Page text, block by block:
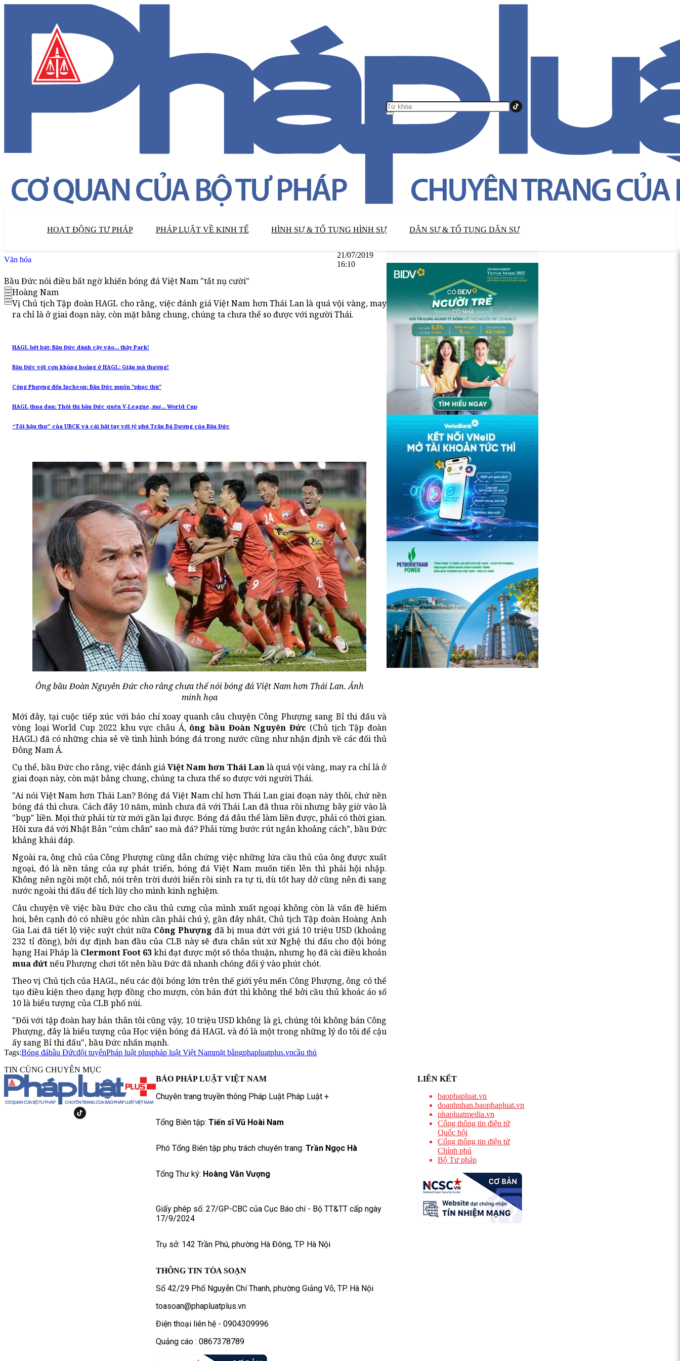
HOẠT ĐỘNG TƯ PHÁP PHÁP LUẬT VỀ KINH TẾ HÌNH SỰ & TỐ TỤNG HÌNH SỰ DÂN SỰ & TỐ TỤNG DÂN SỰ
Văn hóa
21/07/2019
16:10
Bầu Đức nói điều bất ngờ khiến bóng đá Việt Nam "tắt nụ cười"
Hoàng Nam
Vị Chủ tịch Tập đoàn HAGL cho rằng, việc đánh giá Việt Nam hơn Thái Lan là quá vội vàng, may
ra chỉ là ở giai đoạn này, còn mặt bằng chung, chúng ta chưa thể so được với người Thái.
HAGL bết bát: Bầu Đức đành cậy vào... thầy Park!
Bầu Đức với cơn khủng hoảng ở HAGL: Giận mà thương!
Công Phượng đến Incheon: Bầu Đức muốn "phục thù"
HAGL thua đau: Thôi thì bầu Đức quên V-League, mơ... World Cup
“Tối hậu thư” của UBCK và cái bắt tay với tỷ phú Trần Bá Dương của Bầu Đức
Ông bầu Đoàn Nguyên Đức cho rằng chưa thể nói bóng đá Việt Nam hơn Thái Lan. Ảnh
minh họa
Mới đây, tại cuộc tiếp xúc với báo chí xoay quanh câu chuyện Công Phượng sang Bỉ thi đấu và
vòng loại World Cup 2022 khu vực châu Á,ông bầu Đoàn Nguyên Đức (Chủ tịch Tập đoàn
HAGL) đã có những chia sẻ về tình hình bóng đá trong nước cũng như nhận định về các đối thủ
Đông Nam Á.
Cụ thể, bầu Đức cho rằng, việc đánh giáViệt Nam hơn Thái Lanlà quá vội vàng, may ra chỉ là ở
giai đoạn này, còn mặt bằng chung, chúng ta chưa thể so được với người Thái.
"Ai nói Việt Nam hơn Thái Lan? Bóng đá Việt Nam chỉ hơn Thái Lan giai đoạn này thôi, chứ nền
bóng đá thì chưa. Cách đây 10 năm, mình chưa đá với Thái Lan đã thua rồi nhưng bây giờ vào là
"bụp" liền. Mọi thứ phải từ từ mới gần lại được. Bóng đá đâu thể làm liền được, phải có thời gian.
Hồi xưa đá với Nhật Bản "cúm chân" sao mà đá? Phải từng bước rút ngắn khoảng cách”, bầu Đức
khảng khái đáp.
Ngoài ra, ông chủ của Công Phượng cũng dẫn chứng việc những lứa cầu thủ của ông được xuất
ngoại, đó là nền tảng của sự phát triển, bóng đá Việt Nam muốn tiến lên thì phải hội nhập.
Không nên ngồi một chỗ, nói trên trời dưới biển rồi sinh ra tự ti, dù tốt hay dở cũng nên đi sang
nước ngoài thi đấu để tích lũy cho mình kinh nghiệm.
Câu chuyện về việc bầu Đức cho cầu thủ cưng của mình xuất ngoại không còn là vấn đề hiếm
hoi, bên cạnh đó có nhiều góc nhìn cần phải chú ý, gần đây nhất, Chủ tịch Tập đoàn Hoàng Anh
Gia Lai đã tiết lộ việc suýt chút nữa Công Phượng đã bị mua đứt với giá 10 triệu USD (khoảng
232 tỉ đồng), bởi dự định ban đầu của CLB này sẽ đưa chân sút xứ Nghệ thi đấu cho đội bóng
hạng Hai Pháp là Clermont Foot 63khi đạt được một số thỏa thuận, nhưng họ đã cài điều khoản
mua đứtnếu Phượng chơi tốt nên bầu Đức đã nhanh chóng đổi ý vào phút chót.
Theo vị Chủ tịch của HAGL, nếu các đội bóng lớn trên thế giới yêu mến Công Phượng, ông có thể
tạo điều kiện theo dạng hợp đồng cho mượn, còn bán đứt thì không thể bởi cầu thủ khoác áo số
10 là biểu tượng của CLB phố núi.
"Đối với tập đoàn hay bản thân tôi cũng vậy, 10 triệu USD không là gì, chúng tôi không bán Công
Phượng, đây là biểu tượng của Học viện bóng đá HAGL và đó là một trong những lý do tôi để cậu
ấy sang Bỉ thi đấu", bầu Đức nhấn mạnh.
Tags:Bóng đábầu Đứcđội tuyểnPháp luật pluspháp luật Việt Nammặt bằngphapluatplus.vncầu thủ
TIN CÙNG CHUYÊN MỤC
BÁO PHÁP LUẬT VIỆT NAM
Chuyên trang truyền thông Pháp Luật Pháp Luật +
Tổng Biên tập: Tiến sĩ Vũ Hoài Nam
Phó Tổng Biên tập phụ trách chuyên trang: Trần Ngọc Hà
Tổng Thư ký: Hoàng Văn Vượng
Giấy phép số: 27/GP-CBC của Cục Báo chí - Bộ TT&TT cấp ngày
17/9/2024
Trụ sở: 142 Trần Phú, phường Hà Đông, TP Hà Nội
THÔNG TIN TÒA SOẠN
Số 42/29 Phố Nguyễn Chí Thanh, phường Giảng Võ, TP. Hà Nội
toasoan@phapluatplus.vn
Điện thoại liên hệ - 0904309996
Quảng cáo : 0867378789
LIÊN KẾT
baophapluat.vn
doanhnhan.baophapluat.vn
phapluatmedia.vn
Cổng thông tin điện tử
Quốc hội
Cổng thông tin điện tử
Chính phủ
Bộ Tư pháp